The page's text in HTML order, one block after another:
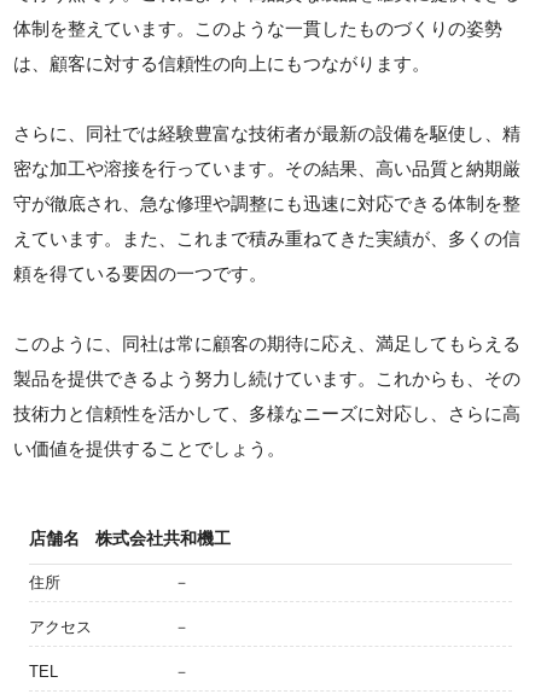
体制を整えています。このような一貫したものづくりの姿勢
は、顧客に対する信頼性の向上にもつながります。
さらに、同社では経験豊富な技術者が最新の設備を駆使し、精
密な加工や溶接を行っています。その結果、高い品質と納期厳
守が徹底され、急な修理や調整にも迅速に対応できる体制を整
えています。また、これまで積み重ねてきた実績が、多くの信
頼を得ている要因の一つです。
このように、同社は常に顧客の期待に応え、満足してもらえる
製品を提供できるよう努力し続けています。これからも、その
技術力と信頼性を活かして、多様なニーズに対応し、さらに高
い価値を提供することでしょう。
店舗名 株式会社共和機工
住所 －
アクセス －
TEL －